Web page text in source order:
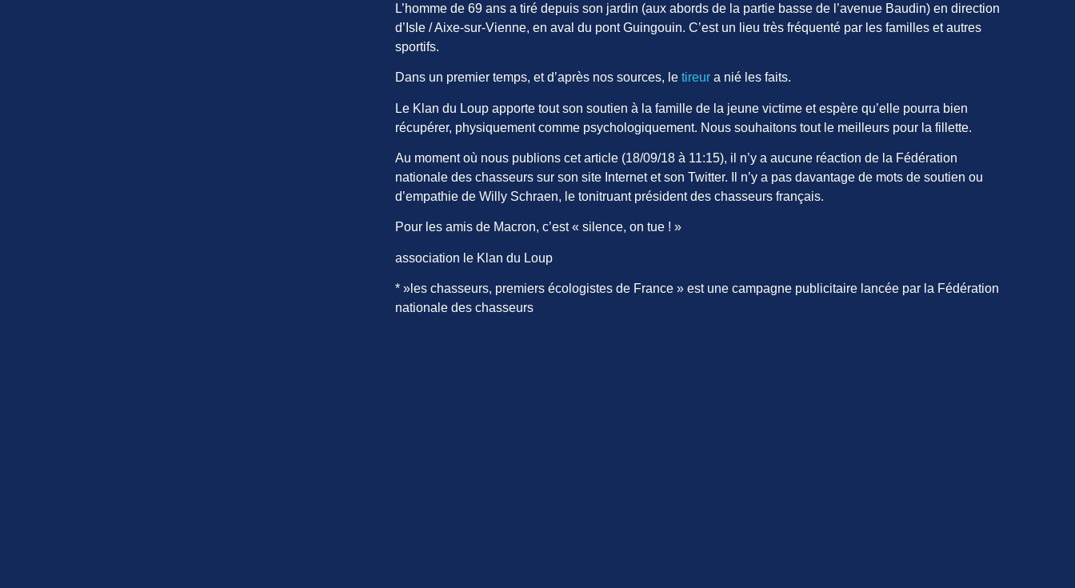
L’homme de 69 ans a tiré depuis son jardin (aux abords de la partie basse de l’avenue Baudin) en direction
d’Isle / Aixe-sur-Vienne, en aval du pont Guingouin. C’est un lieu très fréquenté par les familles et autres
sportifs.
Dans un premier temps, et d’après nos sources, le tireura nié les faits.
Le Klan du Loup apporte tout son soutien à la famille de la jeune victime et espère qu’elle pourra bien
récupérer, physiquement comme psychologiquement. Nous souhaitons tout le meilleurs pour la fillette.
Au moment où nous publions cet article (18/09/18 à 11:15), il n’y a aucune réaction de la Fédération
nationale des chasseurs sur son site Internet et son Twitter. Il n’y a pas davantage de mots de soutien ou
d’empathie de Willy Schraen, le tonitruant président des chasseurs français.
Pour les amis de Macron, c’est « silence, on tue ! »
association le Klan du Loup
* »les chasseurs, premiers écologistes de France » est une campagne publicitaire lancée par la Fédération
nationale des chasseurs